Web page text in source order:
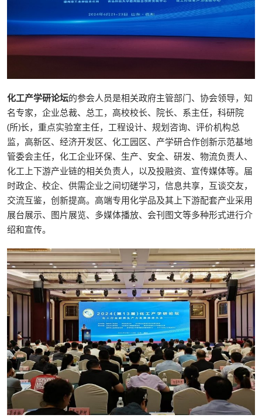
化工产学研论坛的参会人员是相关政府主管部门、协会领导，知
名专家，企业总裁、总工，高校校长、院长、系主任，科研院
(所)长，重点实验室主任，工程设计、规划咨询、评价机构总
监，高新区、经济开发区、化工园区、产学研合作创新示范基地
管委会主任，化工企业环保、生产、安全、研发、物流负责人、
化工上下游产业链的相关负责人，以及投融资、宣传媒体等。届
时政企、校企、供需企业之间切磋学习，信息共享，互谈交友，
交流互鉴，创新提高。高端专用化学品及其上下游配套产业采用
展台展示、图片展览、多媒体播放、会刊图文等多种形式进行介
绍和宣传。